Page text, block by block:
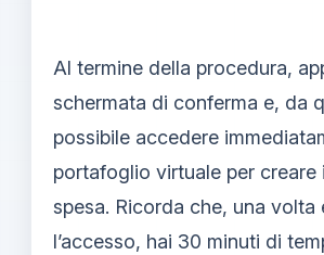
Al termine della procedura,
schermata di conferma e, da
possibile accedere
portafoglio virtuale per creare
spesa. Ricorda che, una volta
l’accesso, hai 30 minuti di